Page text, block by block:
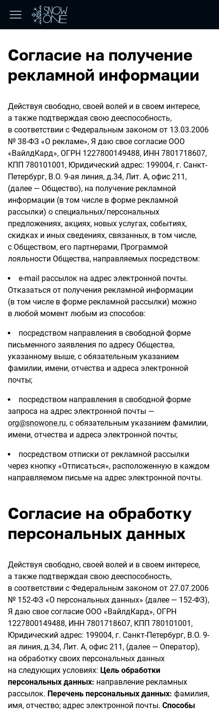
Согласие на получение
рекламной информации
Действуя свободно, своей волей и в своем интересе,
а также подтверждая свою дееспособность,
в соответствии с Федеральным законом от 13.03.2006
№ 38-ФЗ «О рекламе», Я даю свое согласие ООО
«ВайлдКард», ОГРН 1227800149488, ИНН 7801718607,
КПП 780101001, Юридический адрес: 199004, г. Санкт-
Петербург, В.О. 9-ая линия, д.34, Лит. А, офис 211,
(далее — Общество), на получение рекламной
информации (в том числе в форме рекламной
рассылки) о специальных/персональных
предложениях, акциях, новых услугах, событиях,
скидках и иных сведениях, связанных, в том числе,
с Обществом, его партнерами, Программой
лояльности Общества, направляемых посредством:
e-mail рассылок на адрес электронной почты.
Отказаться от получения рекламной информации
(в том числе в форме рекламной рассылки) можно
в любой момент любым из способов:
посредством направления в свободной форме
письменного заявления по адресу Общества,
указанному выше, с обязательным указанием
фамилии, имени, отчества и адреса электронной
почты;
посредством направления в свободной форме
запроса на адрес электронной почты —
org@snowone.ru, с обязательным указанием фамилии,
имени, отчества и адреса электронной почты;
посредством отписки от рекламной рассылки
через кнопку «Отписаться», расположенную в каждом
направляемом письме на адрес электронной почты.
Согласие на обработку
персональных данных
Действуя свободно, своей волей и в своем интересе,
а также подтверждая свою дееспособность,
в соответствии с Федеральным законом от 27.07.2006
№ 152-ФЗ «О персональных данных» (далее — 152-ФЗ),
Я даю свое согласие ООО «ВайлдКард», ОГРН
1227800149488, ИНН 7801718607, КПП 780101001,
Юридический адрес: 199004, г. Санкт-Петербург, В.О. 9-
ая линия, д.34, Лит. А, офис 211, (далее — Оператор),
на обработку своих персональных данных
на следующих условиях: Цель обработки
персональных данных: направление рекламных
рассылок. Перечень персональных данных: фамилия,
имя, отчество; адрес электронной почты. Способы